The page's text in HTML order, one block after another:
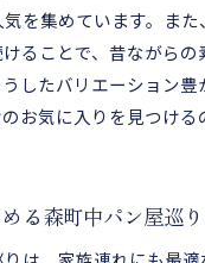
を集めています。また
ることで、昔ながらの
したバリエーション豊
お気に入りを見つける
る森町中パン屋巡